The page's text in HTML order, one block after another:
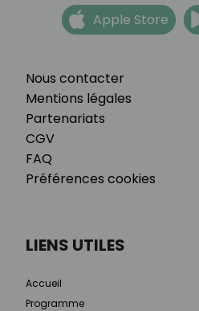
Nous contacter
Mentions légales
Partenariats
CGV
FAQ
Préférences cookies
Apple Store
LIENS UTILES
Accueil
Programme